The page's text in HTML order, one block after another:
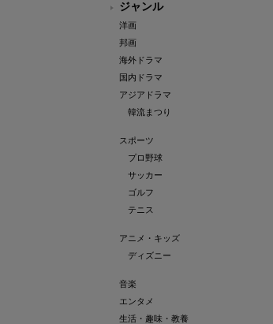
ジャンル
洋画
邦画
海外ドラマ
国内ドラマ
アジアドラマ
韓流まつり
スポーツ
プロ野球
サッカー
ゴルフ
テニス
アニメ・キッズ
ディズニー
音楽
エンタメ
生活・趣味・教養